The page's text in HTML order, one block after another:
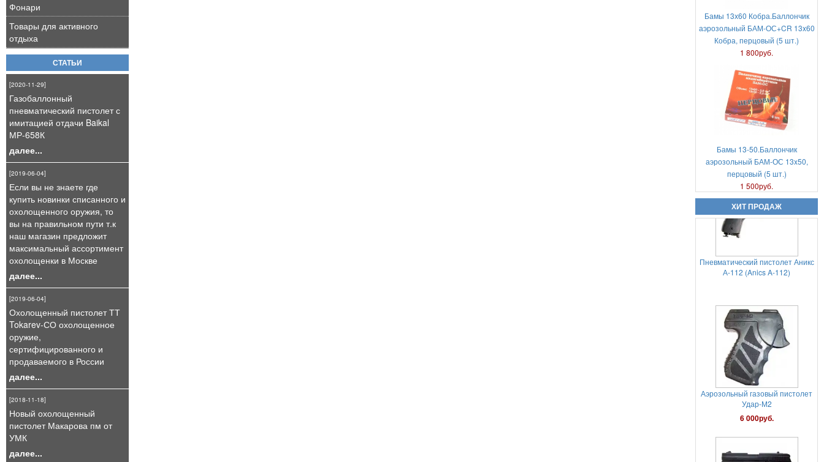
Фонари
Товары для активного
отдыха
СТАТЬИ
[2020-11-29]
Газобаллонный
пневматический пистолет с
имитацией отдачи Baikal
МР-658К
далее...
[2019-06-04]
Если вы не знаете где
купить новинки списанного и
охолощенного оружия, то
вы на правильном пути т.к
наш магазин предложит
максимальный ассортимент
охолощенки в Москве
далее...
[2019-06-04]
Охолощенный пистолет ТТ
Tokarev-СО охолощенное
оружие,
сертифицированного и
продаваемого в России
далее...
[2018-11-18]
Новый охолощенный
пистолет Макарова пм от
УМК
далее...
Бамы 13х60 Кобра.Баллончик
аэрозольный БАМ-ОС+CR 13x60
Кобра, перцовый (5 шт.)
1 800руб.
Бамы 13-50.Баллончик
аэрозольный БАМ-ОС 13x50,
перцовый (5 шт.)
1 500руб.
ХИТ ПРОДАЖ
Холостые патроны -свето
звуковые 7,62х39 цена за пачку
950руб.
Пневматический пистолет Аникс
А-112 (Anics A-112)
Аэрозольный газовый пистолет
Удар-М2
6 000руб.
Аникс Скиф А-3000
18 000руб.